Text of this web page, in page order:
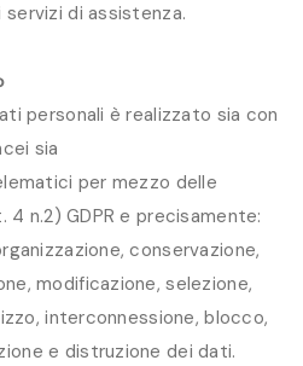
di assistenza.
personali è realizzato sia con
sia
per mezzo delle
4 n.2) GDPR e precisamente:
conservazione,
modificazione, selezione,
interconnessione, blocco,
e distruzione dei dati.